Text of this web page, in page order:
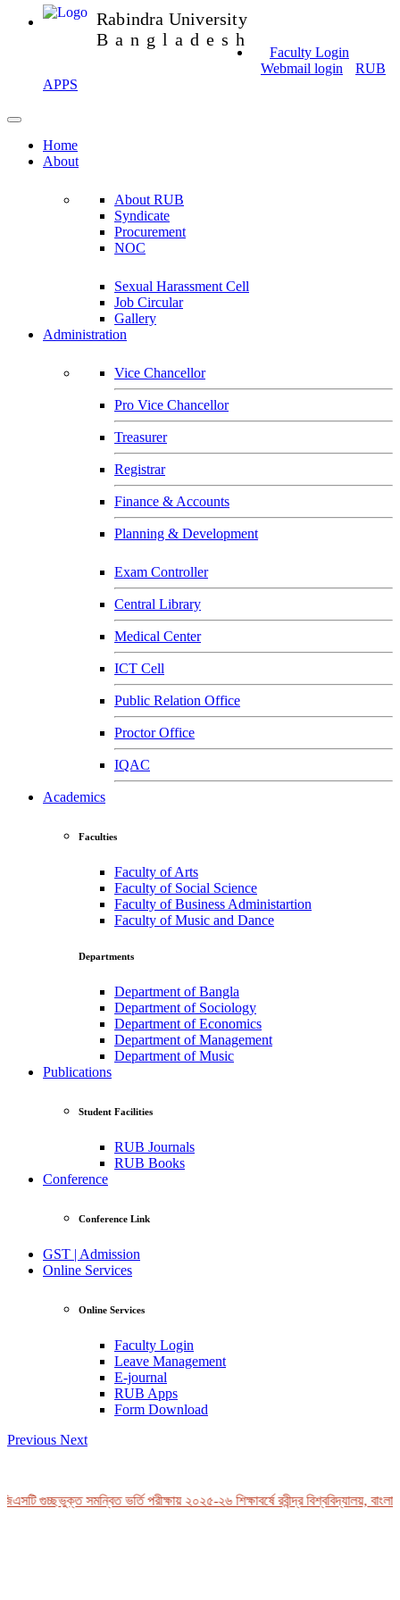
Rabindra University
Bangladesh
Faculty Login
Webmail login
RUB
APPS
Home
About
About RUB
Syndicate
Procurement
NOC
Sexual Harassment Cell
Job Circular
Gallery
Administration
Vice Chancellor
Pro Vice Chancellor
Treasurer
Registrar
Finance & Accounts
Planning & Development
Exam Controller
Central Library
Medical Center
ICT Cell
Public Relation Office
Proctor Office
IQAC
Academics
Faculties
Faculty of Arts
Faculty of Social Science
Faculty of Business Administartion
Faculty of Music and Dance
Departments
Department of Bangla
Department of Sociology
Department of Economics
Department of Management
Department of Music
Publications
Student Facilities
RUB Journals
RUB Books
Conference
Conference Link
GST | Admission
Online Services
Online Services
Faculty Login
Leave Management
E-journal
RUB Apps
Form Download
Previous Next
গুচ্ছভুক্ত সমন্বিত ভর্তি পরীক্ষায় ২০২৫-২৬ শিক্ষাবর্ষে রবীন্দ্র বিশ্ববিদ্যালয়,